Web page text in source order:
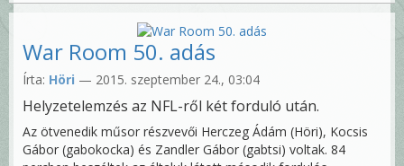
War Room 50. adás
Írta: Höri — 2015. szeptember 24., 03:04
Helyzetelemzés az NFL-ről két forduló után.
Az ötvenedik műsor részvevői Herczeg Ádám (Höri), Kocsis
Gábor (gabokocka) és Zandler Gábor (gabtsi) voltak. 84